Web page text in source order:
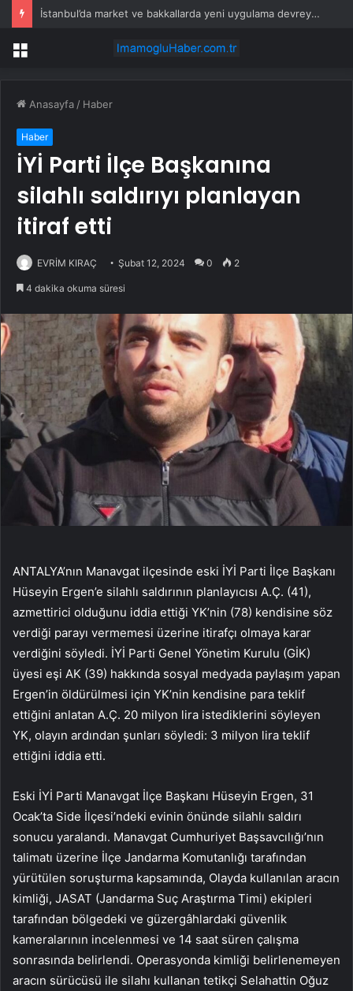
İstanbul’da market ve bakkallarda yeni uygulama devreye girdi
Menü
Anasayfa / Haber
Haber
İYİ Parti İlçe Başkanına
silahlı saldırıyı planlayan
itiraf etti
EVRİM KIRAÇ Şubat 12, 2024 0 2
4 dakika okuma süresi
ANTALYA’nın Manavgat ilçesinde eski İYİ Parti İlçe Başkanı
Hüseyin Ergen’e silahlı saldırının planlayıcısı A.Ç. (41),
azmettirici olduğunu iddia ettiği YK’nin (78) kendisine söz
verdiği parayı vermemesi üzerine itirafçı olmaya karar
verdiğini söyledi. İYİ Parti Genel Yönetim Kurulu (GİK)
üyesi eşi AK (39) hakkında sosyal medyada paylaşım yapan
Ergen’in öldürülmesi için YK’nin kendisine para teklif
ettiğini anlatan A.Ç. 20 milyon lira istediklerini söyleyen
YK, olayın ardından şunları söyledi: 3 milyon lira teklif
ettiğini iddia etti.
Eski İYİ Parti Manavgat İlçe Başkanı Hüseyin Ergen, 31
Ocak’ta Side İlçesi’ndeki evinin önünde silahlı saldırı
sonucu yaralandı. Manavgat Cumhuriyet Başsavcılığı’nın
talimatı üzerine İlçe Jandarma Komutanlığı tarafından
yürütülen soruşturma kapsamında, Olayda kullanılan aracın
kimliği, JASAT (Jandarma Suç Araştırma Timi) ekipleri
tarafından bölgedeki ve güzergâhlardaki güvenlik
kameralarının incelenmesi ve 14 saat süren çalışma
sonrasında belirlendi. Operasyonda kimliği belirlenemeyen
aracın sürücüsü ile silahı kullanan tetikçi Selahattin Oğuz